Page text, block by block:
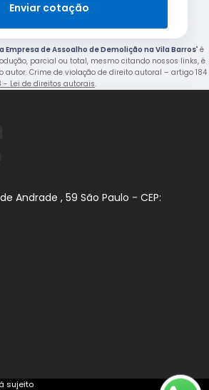
Enviar cotação
Empresa de Assoalho de Demolição na Vila Barros" é
parcial ou total, mesmo citando nossos links, é
autor. Crime de violação de direito autoral – artigo 184
- Lei de direitos autorais.
Andrade , 59 São Paulo - CEP:
sujeito